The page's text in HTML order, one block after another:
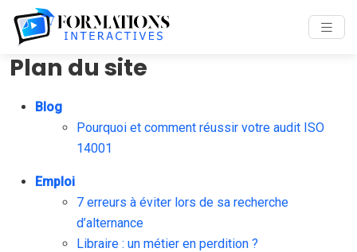
Plan du site
Blog
Pourquoi et comment réussir votre audit ISO
14001
Emploi
7 erreurs à éviter lors de sa recherche
d’alternance
Libraire : un métier en perdition ?